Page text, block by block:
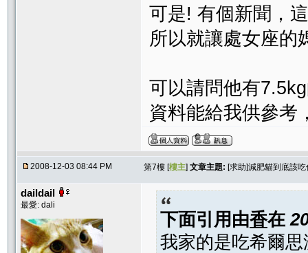
可是! 有個新聞，
所以就讓處女座
可以請問他有
資料能給我供參考
2008-12-03 08:44 PM 第7樓 [樓主] 文章主題: [求助]減肥貓到底該
daildail
最愛: dali
下面引用由香在
我家的是吃希爾